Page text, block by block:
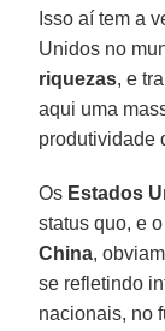
Isso aí tem a
Unidos no
riquezas, e
aqui uma
produtividade
Os Estados
status quo, e o
China,
se refletindo
nacionais, no